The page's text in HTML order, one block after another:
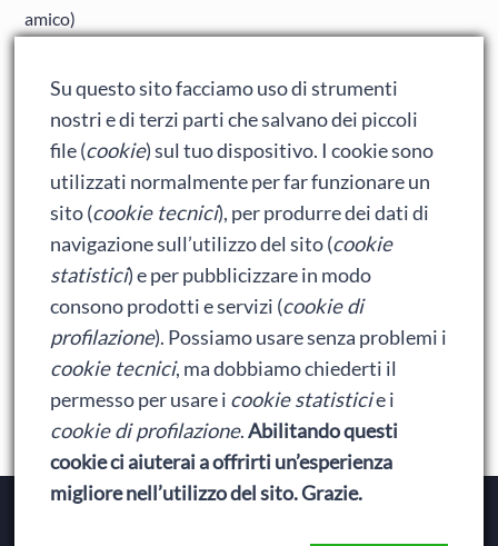
amico)
Ralph spacca Internet: analisi del film
Bumblebee: un buon film dei Transformers
Meta
Accedi
Feed dei contenuti
Feed dei commenti
WordPress.org
Su questo sito facciamo uso di strumenti
nostri e di terzi parti che salvano dei piccoli
file (cookie) sul tuo dispositivo. I cookie sono
utilizzati normalmente per far funzionare un
sito (cookie tecnici), per produrre dei dati di
navigazione sull’utilizzo del sito (cookie
statistici) e per pubblicizzare in modo
consono prodotti e servizi (cookie di
profilazione). Possiamo usare senza problemi i
cookie tecnici, ma dobbiamo chiederti il
permesso per usare i cookie statisticie i
cookie di profilazione.Abilitando questi
cookie ci aiuterai a offrirti un’esperienza
migliore nell’utilizzo del sito. Grazie.